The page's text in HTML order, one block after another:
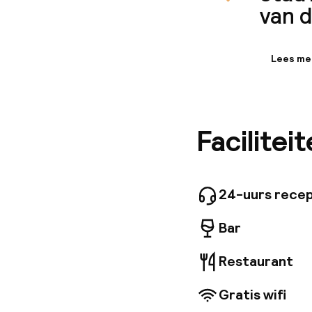
van
minuten
Lees
24-uurs
Bar
Restaurant
Gratis wifi